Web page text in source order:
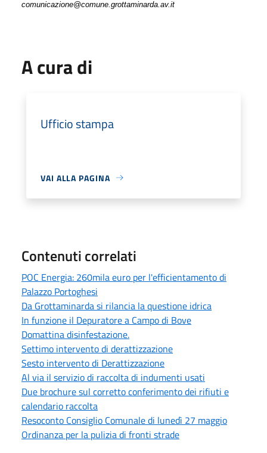
comunicazione@comune.grottaminarda.av.it
A cura di
Ufficio stampa
VAI ALLA PAGINA
Contenuti correlati
POC Energia: 260mila euro per l'efficientamento di
Palazzo Portoghesi
Da Grottaminarda si rilancia la questione idrica
In funzione il Depuratore a Campo di Bove
Domattina disinfestazione.
Settimo intervento di derattizzazione
Sesto intervento di Derattizzazione
Al via il servizio di raccolta di indumenti usati
Due brochure sul corretto conferimento dei rifiuti e
calendario raccolta
Resoconto Consiglio Comunale di lunedì 27 maggio
Ordinanza per la pulizia di fronti strade